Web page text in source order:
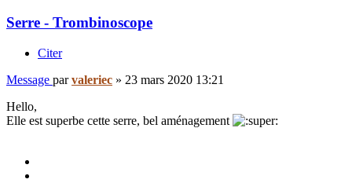
Serre - Trombinoscope
Citer
Message parvaleriec » 23 mars 2020 13:21
Hello,
Elle est superbe cette serre, bel aménagement